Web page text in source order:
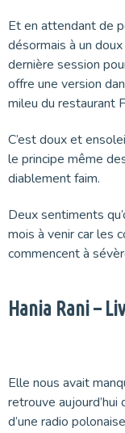
Et en attendant de
désormais à un
dernière session
offre une version
mileu du restaurant
C’est doux et
le principe même
diablement faim.
Deux sentiments
mois à venir car les
commencent à
Hania Rani –
Elle nous avait
retrouve
d’une radio